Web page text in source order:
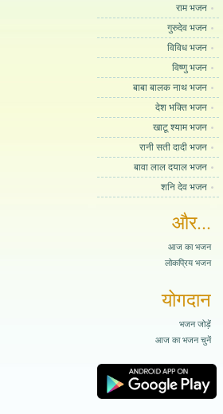
राम भजन
गुरुदेव भजन
विविध भजन
विष्णु भजन
बाबा बालक नाथ भजन
देश भक्ति भजन
खाटू श्याम भजन
रानी सती दादी भजन
बावा लाल दयाल भजन
शनि देव भजन
और...
आज का भजन
लोकप्रिय भजन
योगदान
भजन जोड़ें
आज का भजन चुनें